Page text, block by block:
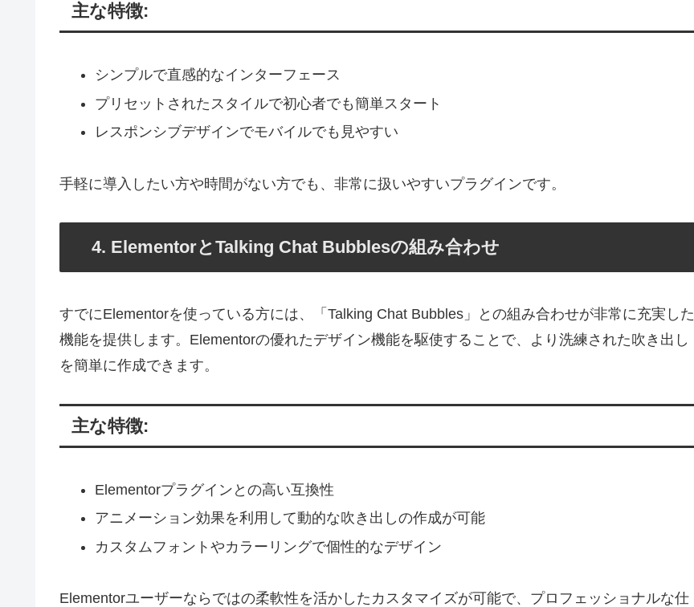
主な特徴:
シンプルで直感的なインターフェース
プリセットされたスタイルで初心者でも簡単スタート
レスポンシブデザインでモバイルでも見やすい
手軽に導入したい方や時間がない方でも、非常に扱いやすいプラグインです。
4. ElementorとTalking Chat Bubblesの組み合わせ
すでにElementorを使っている方には、「Talking Chat Bubbles」との組み合わせが非常に充実した
機能を提供します。Elementorの優れたデザイン機能を駆使することで、より洗練された吹き出し
を簡単に作成できます。
主な特徴:
Elementorプラグインとの高い互換性
アニメーション効果を利用して動的な吹き出しの作成が可能
カスタムフォントやカラーリングで個性的なデザイン
Elementorユーザーならではの柔軟性を活かしたカスタマイズが可能で、プロフェッショナルな仕